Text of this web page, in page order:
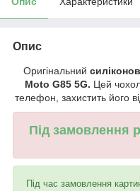
Опис
Оригінальний
Moto G85 5G. Цей
телефон, захистить його
Під замовлення
Під час замовлення